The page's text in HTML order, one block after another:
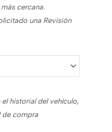
cercana.
una Revisión
historial del vehículo,
de compra